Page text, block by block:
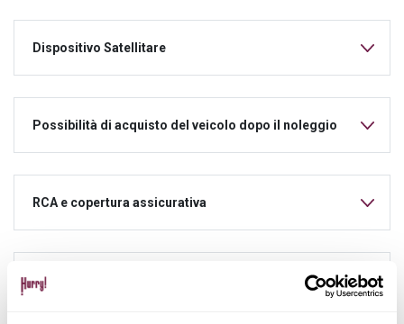
Dispositivo Satellitare
Possibilità di acquisto del veicolo dopo il noleggio
RCA e copertura assicurativa
Manutenzione ordinaria e straordinaria